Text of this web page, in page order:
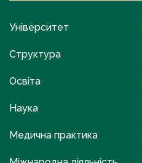
Університет
Структура
Освіта
Наука
Медична практика